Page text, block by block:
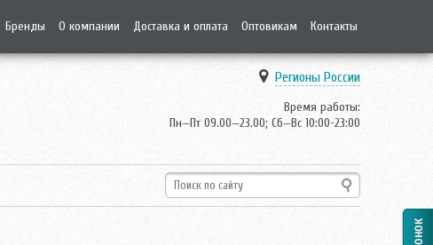
Бренды О компании Доставка и оплата Оптовикам Контакты
Регионы России
Время работы:
Пн—Пт 09.00—23.00; Сб—Вс 10:00-23:00